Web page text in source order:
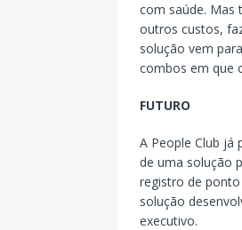
com saúde. Mas
outros custos,
solução vem
combos em que
FUTURO
A People Club já
de uma solução
registro de ponto
solução
executivo.